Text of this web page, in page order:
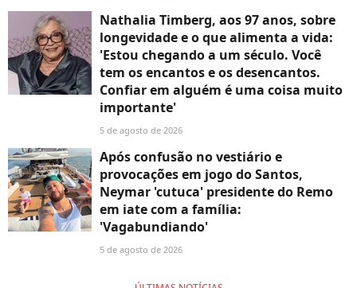
Nathalia Timberg, aos 97 anos, sobre
longevidade e o que alimenta a vida:
'Estou chegando a um século. Você
tem os encantos e os desencantos.
Confiar em alguém é uma coisa muito
importante'
5 de agosto de 2026
Após confusão no vestiário e
provocações em jogo do Santos,
Neymar 'cutuca' presidente do Remo
em iate com a família:
'Vagabundiando'
5 de agosto de 2026